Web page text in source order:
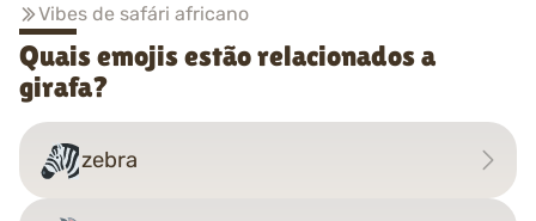
Vibes de safári africano
Quais emojis estão relacionados a
girafa?
zebra